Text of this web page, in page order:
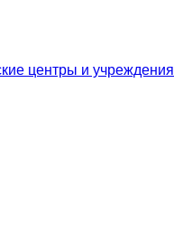
центры и учреждения